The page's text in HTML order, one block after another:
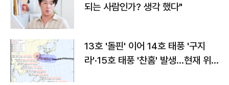
되는 사람인가? 생각 했다"
13호 '돌핀' 이어 14호 태풍 '구지
라'·15호 태풍 '찬홈' 발생…현재 위